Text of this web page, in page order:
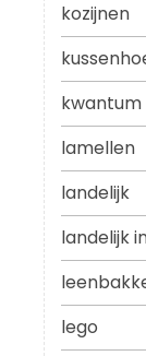
kozijnen
kwantum
lamellen
landelijk
landelijk
lego